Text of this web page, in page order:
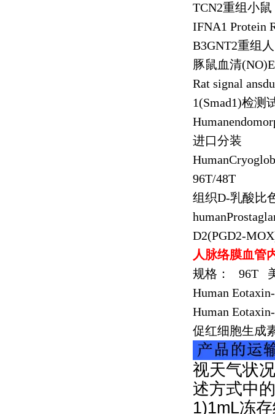
TCN2重组小鼠
IFNA1 Protein
B3GNT2重组人
豚鼠血清
Rat signal
1(Smad1)检测
进口分装
96T/48T
组织D-乳酸比
D2(PGD2-
人脉络膜血管
规格：
96T
Human
Human
促红细胞生成
视天气状
述方式中
1)1mL冻